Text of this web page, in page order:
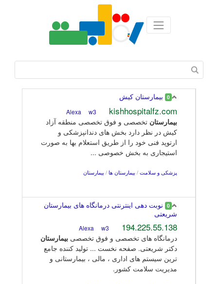
0 بيمارستان كيش
kishhospitalfz.com
w3
بیمارستان تخصصی و فوق تخصصی منطقه آزاد
كیش در نظر دارد بخش های دندانپزشكی و
ارتوپد فنی خود را از طریق استعلام بها به صورت
استیجاری به بخش خصوصی ...
پزشکی و سلامت / بیمارستان ها / بیمارستان
0 نوبت دهی اینترنتی درمانگاه های بیمارستان
شریعتی
194.225.55.138
w3
درمانگاه های تخصصی و فوق تخصصی بیمارستان
دکتر شریعتی. صفحه نخست ... تولید کننده جامع
ترین سیستم های اداری ، مالی ، بیمارستانی و
مدیریت سلامت کشور.